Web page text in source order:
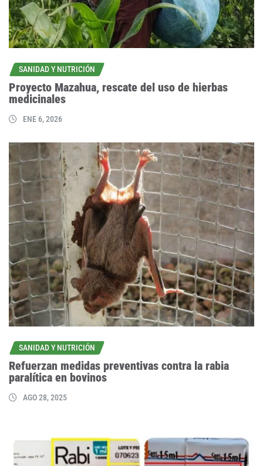
SANIDAD Y NUTRICIÓN
Proyecto Mazahua, rescate del uso de hierbas
medicinales
ENE 6, 2026
SANIDAD Y NUTRICIÓN
Refuerzan medidas preventivas contra la rabia
paralítica en bovinos
AGO 28, 2025